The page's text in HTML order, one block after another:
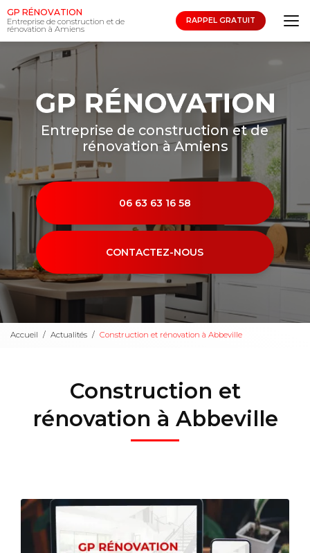
Aller
au
contenu
principal
GP RÉNOVATION
Entreprise de construction et de
rénovation à Amiens
RAPPEL GRATUIT
Entreprise de construction et de
rénovation à Amiens
06 63 63 16 58
CONTACTEZ-NOUS
Accueil Actualités Construction et rénovation à Abbeville
Construction et
rénovation à Abbeville